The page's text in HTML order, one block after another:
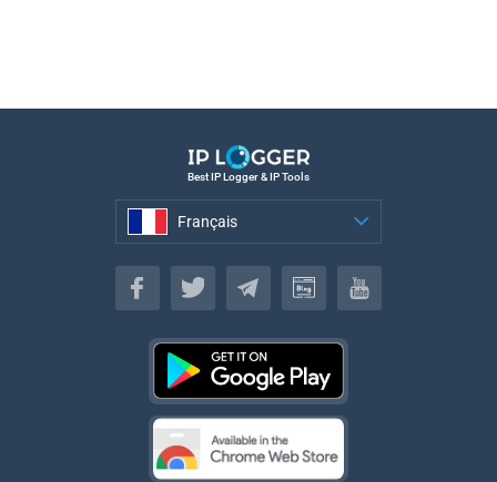
Best IP Logger & IP Tools
Français
Français